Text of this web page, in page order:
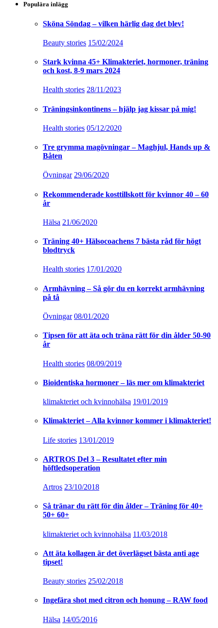
Populära inlägg
Sköna Söndag – vilken härlig dag det blev!
Beauty stories 15/02/2024
Stark kvinna 45+ Klimakteriet, hormoner, träning
och kost, 8-9 mars 2024
Health stories 28/11/2023
Träningsinkontinens – hjälp jag kissar på mig!
Health stories 05/12/2020
Tre grymma magövningar – Maghjul, Hands up &
Båten
Övningar 29/06/2020
Rekommenderade kosttillskott för kvinnor 40 – 60
år
Hälsa 21/06/2020
Träning 40+ Hälsocoachens 7 bästa råd för högt
blodtryck
Health stories 17/01/2020
Armhävning – Så gör du en korrekt armhävning
på tå
Övningar 08/01/2020
Tipsen för att äta och träna rätt för din ålder 50-90
år
Health stories 08/09/2019
Bioidentiska hormoner – läs mer om klimakteriet
klimakteriet och kvinnohälsa 19/01/2019
Klimakteriet – Alla kvinnor kommer i klimakteriet!
Life stories 13/01/2019
ARTROS Del 3 – Resultatet efter min
höftledsoperation
Artros 23/10/2018
Så tränar du rätt för din ålder – Träning för 40+
50+ 60+
klimakteriet och kvinnohälsa 11/03/2018
Att äta kollagen är det överlägset bästa anti age
tipset!
Beauty stories 25/02/2018
Ingefära shot med citron och honung – RAW food
Hälsa 14/05/2016